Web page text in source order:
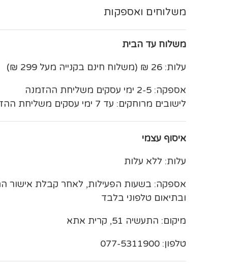
משלוחים ואספקות
משלוח עד הבית
עלות: 26 ₪ (משלוח חינם בקנייה מעל 299 ₪)
אספקה: 2-5 ימי עסקים משליחת ההזמנה
לישובים מרוחקים: עד 7 ימי עסקים משליחת ההזמנה
איסוף עצמי
עלות: ללא עלות
אספקה: בשעות הפעילות, לאחר קבלת אישור
ובתיאום טלפוני בלבד
מיקום: התעשיה 51, קרית אתא
טלפון: 077-5311900